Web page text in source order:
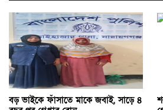
বড় ভাইকে ফাঁসাতে মাকে জবাই, সাড়ে ৪